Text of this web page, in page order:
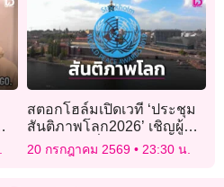
สตอกโฮล์มเปิดเวที ‘ประชุม
สันติภาพโลก2026’ เชิญผู้นำ-
นักสันติวิธีทั่วโลกร่วมงาน
20 กรกฎาคม 2569 23:30 น.